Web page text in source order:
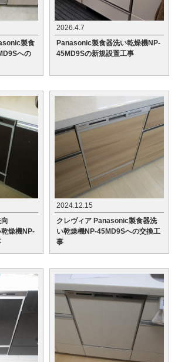
製食
2026.4.7
Panasonic製食器洗い乾燥機NP-
45MD9Sの新規設置工事
燥機NP-
2024.12.15
クレヴィア Panasonic製食器洗
い乾燥機NP-45MD9Sへの交換工
事